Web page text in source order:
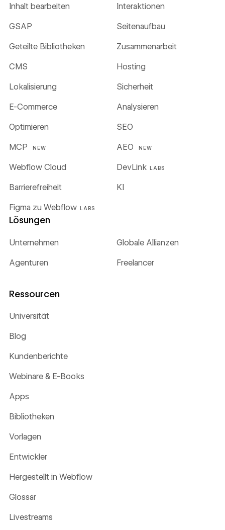
Inhalt bearbeiten Interaktionen
GSAP Seitenaufbau
Geteilte Bibliotheken Zusammenarbeit
CMS Hosting
Lokalisierung Sicherheit
E-Commerce Analysieren
Optimieren SEO
MCP NEW AEO NEW
Webflow Cloud DevLink LABS
Figma zu Webflow LABS
Barrierefreiheit KI
Lösungen
Unternehmen Globale Allianzen
Agenturen Freelancer
Ressourcen
Universität
Blog
Kundenberichte
Webinare & E-Books
Apps
Bibliotheken
Vorlagen
Entwickler
Hergestellt in Webflow
Glossar
Livestreams